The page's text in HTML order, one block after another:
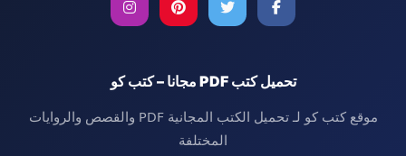
تحميل كتب PDF مجانا – كتب كو
موقع كتب كو لـ تحميل الكتب المجانية PDF والقصص والروايات
المختلفة